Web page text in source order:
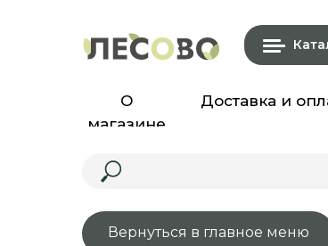
О
магазине
Доставка и
Вернуться в главное меню